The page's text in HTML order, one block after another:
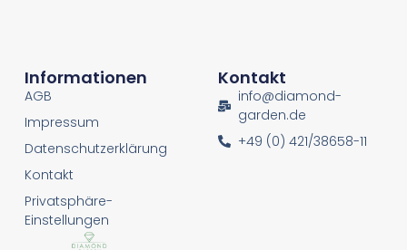
Informationen
AGB
Impressum
Datenschutzerklärung
Kontakt
Privatsphäre-
Einstellungen
Kontakt
info@diamond-
garden.de
+49 (0) 421/38658-11